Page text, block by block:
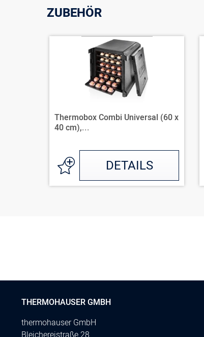
ZUBEHÖR
Thermobox Combi Universal (60 x
40 cm),...
DETAILS
THERMOHAUSER GMBH
thermohauser GmbH